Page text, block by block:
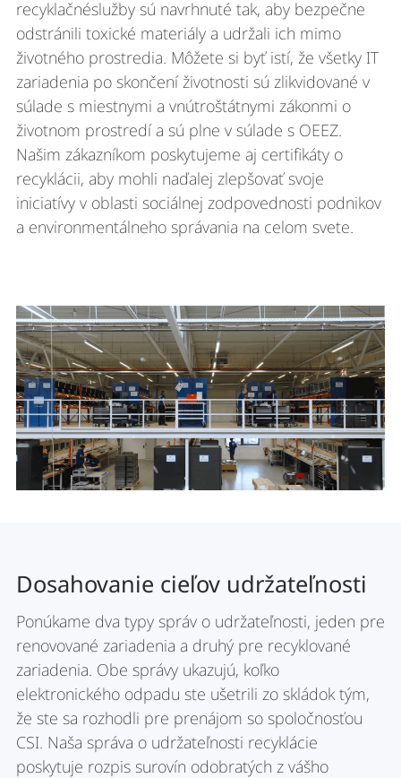
recyklačnéslužby sú navrhnuté tak, aby bezpečne
odstránili toxické materiály a udržali ich mimo
životného prostredia. Môžete si byť istí, že všetky IT
zariadenia po skončení životnosti sú zlikvidované v
súlade s miestnymi a vnútroštátnymi zákonmi o
životnom prostredí a sú plne v súlade s OEEZ.
Našim zákazníkom poskytujeme aj certifikáty o
recyklácii, aby mohli naďalej zlepšovať svoje
iniciatívy v oblasti sociálnej zodpovednosti podnikov
a environmentálneho správania na celom svete.
Dosahovanie cieľov udržateľnosti
Ponúkame dva typy správ o udržateľnosti, jeden pre
renovované zariadenia a druhý pre recyklované
zariadenia. Obe správy ukazujú, koľko
elektronického odpadu ste ušetrili zo skládok tým,
že ste sa rozhodli pre prenájom so spoločnosťou
CSI. Naša správa o udržateľnosti recyklácie
poskytuje rozpis surovín odobratých z vášho